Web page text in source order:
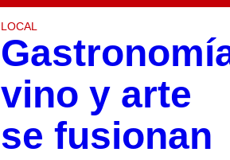
LOCAL
vino y arte
se fusionan